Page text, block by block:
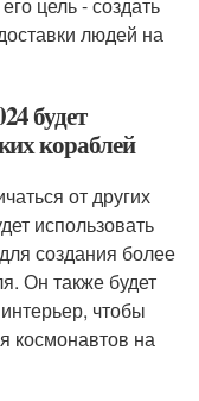
людей на
будет
кораблей
от других
использовать
создания более
Он также будет
чтобы
космонавтов на